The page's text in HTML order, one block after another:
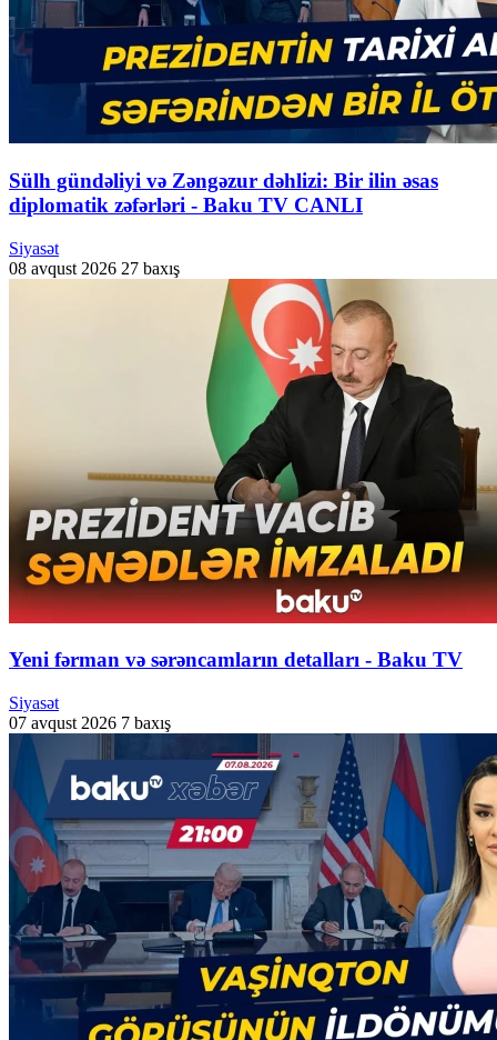
Sülh gündəliyi və Zəngəzur dəhlizi: Bir ilin əsas
diplomatik zəfərləri - Baku TV CANLI
Siyasət
08 avqust 2026 27 baxış
Yeni fərman və sərəncamların detalları - Baku TV
Siyasət
07 avqust 2026 7 baxış